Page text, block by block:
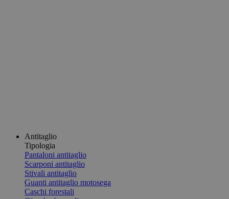
Antitaglio
Tipologia
Pantaloni antitaglio
Scarponi antitaglio
Stivali antitaglio
Guanti antitaglio motosega
Caschi forestali